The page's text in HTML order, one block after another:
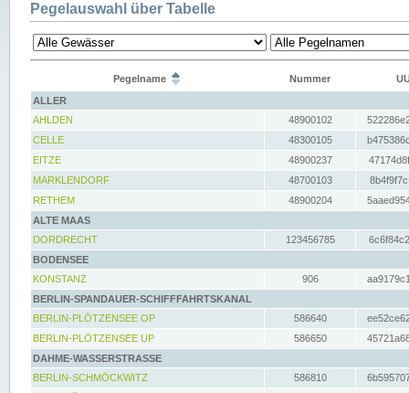
Pegelauswahl über Tabelle
Pegelname Nummer
ALLER
AHLDEN
48900102
CELLE
48300105
EITZE
48900237
MARKLENDORF
48700103
RETHEM
48900204
ALTE MAAS
DORDRECHT
123456785
BODENSEE
KONSTANZ
906
BERLIN-SPANDAUER-SCHIFFFAHRTSKANAL
BERLIN-PLÖTZENSEE OP
586640
BERLIN-PLÖTZENSEE UP
586650
DAHME-WASSERSTRASSE
BERLIN-SCHMÖCKWITZ
586810